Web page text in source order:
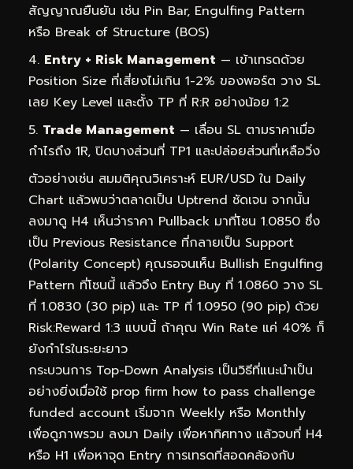
สัญญาณยืนยัน เช่น Pin Bar, Engulfing Pattern
หรือ Break of Structure (BOS)
Entry + Risk Management — เข้าเทรดด้วย
Position Size ที่เสี่ยงไม่เกิน 1-2% ของพอร์ต วาง SL
เลย Key Level และตั้ง TP ที่ R:R อย่างน้อย 1:2
Trade Management — เลื่อน SL ตามราคาเมื่อ
กำไรถึง 1R, ปิดบางส่วนที่ TP1 และปล่อยส่วนที่เหลือวิ่ง
ตัวอย่างเช่น สมมติคุณวิเคราะห์ EUR/USD ใน Daily
Chart แล้วพบว่าตลาดเป็น Uptrend ชัดเจน จากนั้น
ลงมาดู H4 เห็นว่าราคา Pullback มาที่โซน 1.0850 ซึ่ง
เป็น Previous Resistance ที่กลายเป็น Support
(Polarity Concept) คุณรอจนเห็น Bullish Engulfing
Pattern ที่โซนนี้ แล้วจึง Entry Buy ที่ 1.0860 วาง SL
ที่ 1.0830 (30 pip) และ TP ที่ 1.0950 (90 pip) ด้วย
Risk:Reward 1:3 แบบนี้ ถ้าคุณ Win Rate แค่ 40% ก็
ยังกำไรในระยะยาว
กระบวนการ Top-Down Analysis เป็นวิธีที่แนะนำเป็น
อย่างยิ่งเมื่อใช้ prop firm how to pass challenge
funded account เริ่มจาก Weekly หรือ Monthly
เพื่อดูภาพรวม ลงมา Daily เพื่อหาทิศทาง แล้วจบที่ H4
หรือ H1 เพื่อหาจุด Entry การเทรดที่สอดคล้องกับ